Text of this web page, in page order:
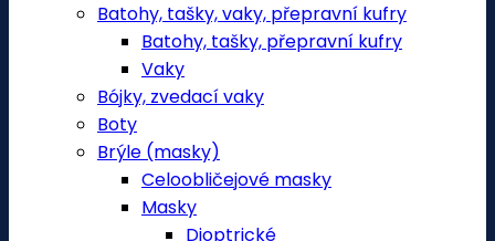
Batohy, tašky, vaky, přepravní kufry
Batohy, tašky, přepravní kufry
Vaky
Bójky, zvedací vaky
Boty
Brýle (masky)
Celoobličejové masky
Masky
Dioptrické